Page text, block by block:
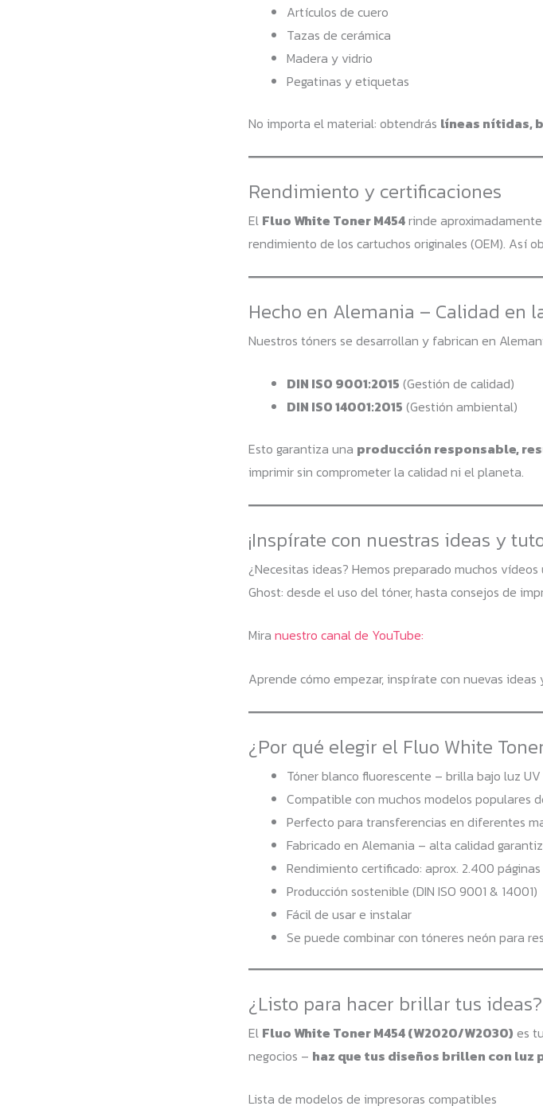
Artículos de cuero
Tazas de cerámica
Madera y vidrio
Pegatinas y etiquetas
No importa el material: obtendrás líneas nítidas,
Rendimiento y certificaciones
El Fluo White Toner M454rinde aproximadamente
rendimiento de los cartuchos originales (OEM). Así
Hecho en Alemania – Calidad en
Nuestros tóners se desarrollan y fabrican en
DIN ISO 9001:2015 (Gestión de calidad)
DIN ISO 14001:2015 (Gestión ambiental)
Esto garantiza una producción responsable,
imprimir sin comprometer la calidad ni el planeta.
¡Inspírate con nuestras ideas y
¿Necesitas ideas? Hemos preparado muchos
Ghost: desde el uso del tóner, hasta consejos de
Mira nuestro canal de YouTube:
Aprende cómo empezar, inspírate con nuevas
¿Por qué elegir el Fluo White
Tóner blanco fluorescente – brilla bajo luz UV
Compatible con muchos modelos populares
Perfecto para transferencias en diferentes
Fabricado en Alemania – alta calidad
Rendimiento certificado: aprox. 2.400 páginas
Producción sostenible (DIN ISO 9001 & 14001)
Fácil de usar e instalar
Se puede combinar con tóneres neón para
¿Listo para hacer brillar tus ideas?
El Fluo White Toner M454 (W2020/W2030) es
negocios – haz que tus diseños brillen con luz
Lista de modelos de impresoras compatibles